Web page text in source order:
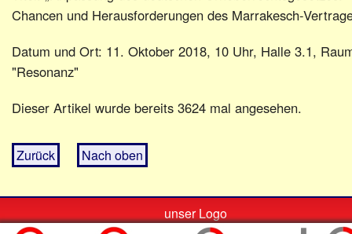
Chancen und Herausforderungen des Marrakesch-
Datum und Ort: 11. Oktober 2018, 10 Uhr, Halle 3.1,
"Resonanz"
Dieser Artikel wurde bereits 3624 mal angesehen.
Zurück Nach oben
unser Logo